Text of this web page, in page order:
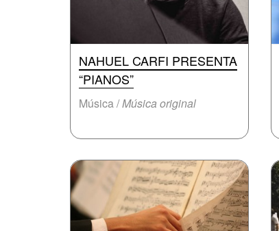
NAHUEL CARFI PRESENTA
“PIANOS”
Música /Música original